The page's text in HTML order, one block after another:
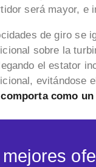
será mayor, e
de giro se
sobre la
el estator
evitándose
como